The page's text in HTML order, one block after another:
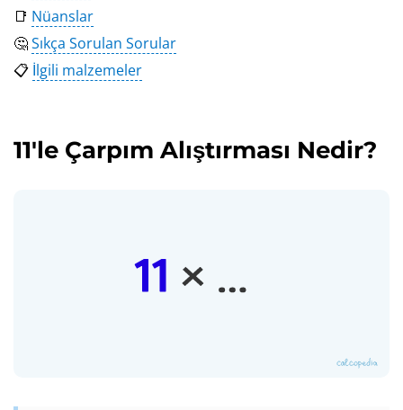
📑 Nüanslar
🤔Sıkça Sorulan Sorular
📋 İlgili malzemeler
11'le Çarpım Alıştırması Nedir?